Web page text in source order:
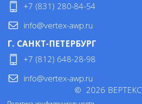
+7 (831) 280-84-54
info@vertex-awp.ru
Г. САНКТ-ПЕТЕРБУРГ
+7 (812) 648-28-98
info@vertex-awp.ru
© 2026 ВЕРТЕКС